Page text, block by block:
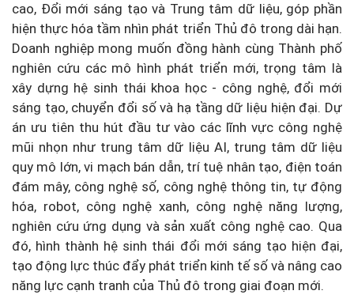
cao, Đổi mới sáng tạo và Trung tâm dữ liệu, góp phần
hiện thực hóa tầm nhìn phát triển Thủ đô trong dài hạn.
Doanh nghiệp mong muốn đồng hành cùng Thành phố
nghiên cứu các mô hình phát triển mới, trọng tâm là
xây dựng hệ sinh thái khoa học - công nghệ, đổi mới
sáng tạo, chuyển đổi số và hạ tầng dữ liệu hiện đại. Dự
án ưu tiên thu hút đầu tư vào các lĩnh vực công nghệ
mũi nhọn như trung tâm dữ liệu AI, trung tâm dữ liệu
quy mô lớn, vi mạch bán dẫn, trí tuệ nhân tạo, điện toán
đám mây, công nghệ số, công nghệ thông tin, tự động
hóa, robot, công nghệ xanh, công nghệ năng lượng,
nghiên cứu ứng dụng và sản xuất công nghệ cao. Qua
đó, hình thành hệ sinh thái đổi mới sáng tạo hiện đại,
tạo động lực thúc đẩy phát triển kinh tế số và nâng cao
năng lực cạnh tranh của Thủ đô trong giai đoạn mới.